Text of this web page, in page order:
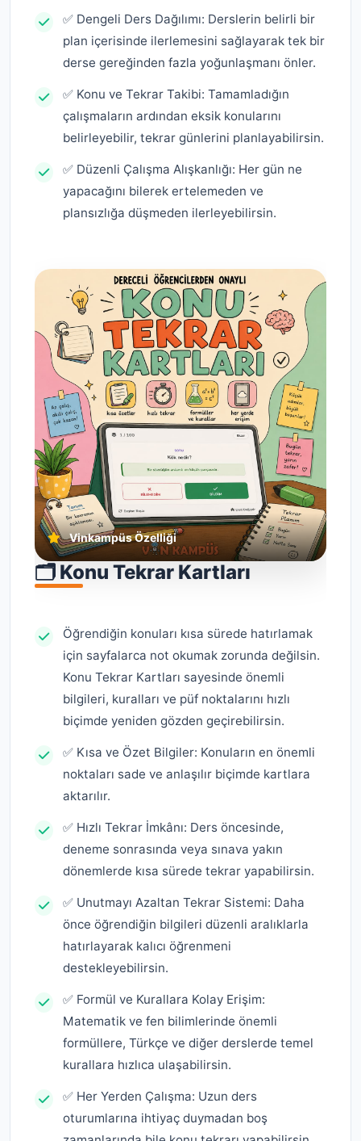
✅ Dengeli Ders Dağılımı: Derslerin belirli bir
plan içerisinde ilerlemesini sağlayarak tek bir
derse gereğinden fazla yoğunlaşmanı önler.
✅ Konu ve Tekrar Takibi: Tamamladığın
çalışmaların ardından eksik konularını
belirleyebilir, tekrar günlerini planlayabilirsin.
✅ Düzenli Çalışma Alışkanlığı: Her gün ne
yapacağını bilerek ertelemeden ve
plansızlığa düşmeden ilerleyebilirsin.
Vinkampüs Özelliği
🗂️ Konu Tekrar Kartları
Öğrendiğin konuları kısa sürede hatırlamak
için sayfalarca not okumak zorunda değilsin.
Konu Tekrar Kartları sayesinde önemli
bilgileri, kuralları ve püf noktalarını hızlı
biçimde yeniden gözden geçirebilirsin.
✅ Kısa ve Özet Bilgiler: Konuların en önemli
noktaları sade ve anlaşılır biçimde kartlara
aktarılır.
✅ Hızlı Tekrar İmkânı: Ders öncesinde,
deneme sonrasında veya sınava yakın
dönemlerde kısa sürede tekrar yapabilirsin.
✅ Unutmayı Azaltan Tekrar Sistemi: Daha
önce öğrendiğin bilgileri düzenli aralıklarla
hatırlayarak kalıcı öğrenmeni
destekleyebilirsin.
✅ Formül ve Kurallara Kolay Erişim:
Matematik ve fen bilimlerinde önemli
formüllere, Türkçe ve diğer derslerde temel
kurallara hızlıca ulaşabilirsin.
✅ Her Yerden Çalışma: Uzun ders
oturumlarına ihtiyaç duymadan boş